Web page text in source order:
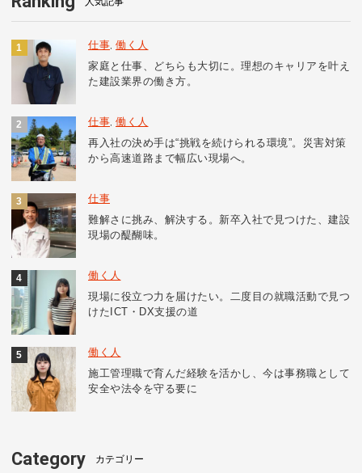
仕事 働く人
家庭と仕事、どちらも大切に。理想のキャリアを叶え
た建設業界の働き方。
仕事 働く人
再入社の決め手は“挑戦を続けられる環境”。災害対策
から高速道路まで幅広い現場へ。
仕事
難解さに挑み、解決する。新卒入社で見つけた、建設
現場の醍醐味。
働く人
現場に役立つ力を届けたい。二度目の就職活動で見つ
けたICT・DX支援の道
働く人
施工管理職で育んだ経験を活かし、今は事務職として
安全や法令を守る要に
Category カテゴリー